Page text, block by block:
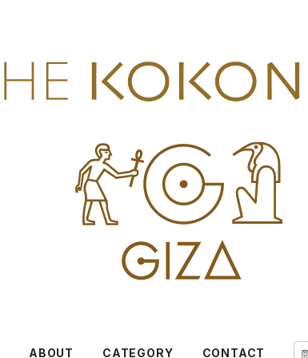
ABOUT CATEGORY CONTACT